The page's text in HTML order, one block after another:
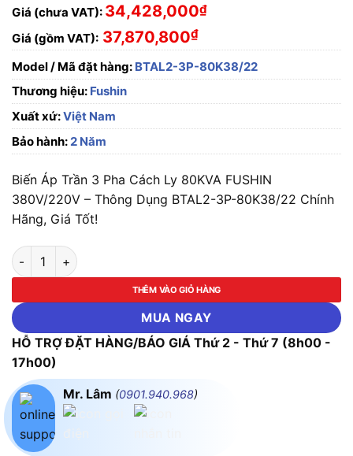
Giá (chưa VAT): 34,428,000₫
Giá (gồm VAT): 37,870,800₫
Model / Mã đặt hàng: BTAL2-3P-80K38/22
Thương hiệu: Fushin
Xuất xứ:Việt Nam
Bảo hành:2 Năm
Biến Áp Trần 3 Pha Cách Ly 80KVA FUSHIN
380V/220V – Thông Dụng BTAL2-3P-80K38/22 Chính
Hãng, Giá Tốt!
Biến Áp Trần 3 Pha Cách Ly 80KVA FUSHIN 380V/220V -
THÊM VÀO GIỎ HÀNG
MUA NGAY
HỖ TRỢ ĐẶT HÀNG/BÁO GIÁ Thứ 2 - Thứ 7 (8h00 -
17h00)
Mr. Lâm (0901.940.968)